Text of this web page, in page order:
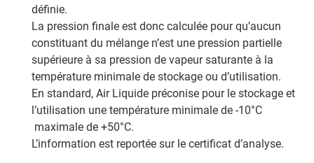
définie.
La pression finale est donc calculée pour qu’aucun
constituant du mélange n’est une pression partielle
supérieure à sa pression de vapeur saturante à la
température minimale de stockage ou d’utilisation.
En standard, Air Liquide préconise pour le stockage et
l’utilisation une température minimale de -10°C
maximale de +50°C.
L’information est reportée sur le certificat d’analyse.